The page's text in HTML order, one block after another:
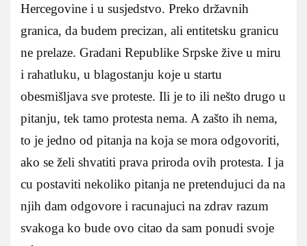
Hercegovine i u susjedstvo. Preko državnih
granica, da budem precizan, ali entitetsku granicu
ne prelaze. Gradani Republike Srpske žive u miru
i rahatluku, u blagostanju koje u startu
obesmišljava sve proteste. Ili je to ili nešto drugo u
pitanju, tek tamo protesta nema. A zašto ih nema,
to je jedno od pitanja na koja se mora odgovoriti,
ako se želi shvatiti prava priroda ovih protesta. I ja
cu postaviti nekoliko pitanja ne pretendujuci da na
njih dam odgovore i racunajuci na zdrav razum
svakoga ko bude ovo citao da sam ponudi svoje